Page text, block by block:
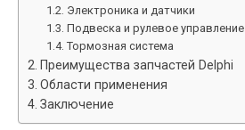
Электроника и датчики
Подвеска и рулевое управление
Тормозная система
Преимущества запчастей Delphi
Области применения
Заключение